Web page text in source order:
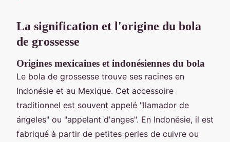
La signification et l'origine du bola
de grossesse
Origines mexicaines et indonésiennes du bola
Le bola de grossesse trouve ses racines en
Indonésie et au Mexique. Cet accessoire
traditionnel est souvent appelé "llamador de
ángeles" ou "appelant d'anges". En Indonésie, il est
fabriqué à partir de petites perles de cuivre ou